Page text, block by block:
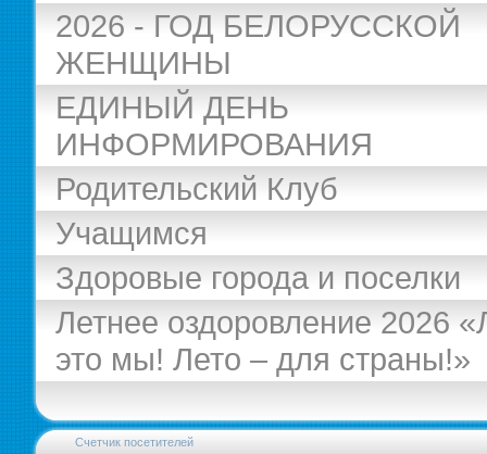
2026 - ГОД БЕЛОРУССКОЙ
ЖЕНЩИНЫ
ЕДИНЫЙ ДЕНЬ
ИНФОРМИРОВАНИЯ
Родительский Клуб
Учащимся
Здоровые города и поселки
Летнее оздоровление 2026
это мы! Лето – для страны!»
Счетчик посетителей